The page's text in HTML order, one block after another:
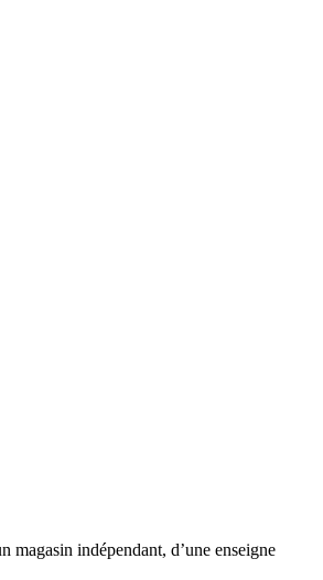
magasin indépendant, d’une enseigne